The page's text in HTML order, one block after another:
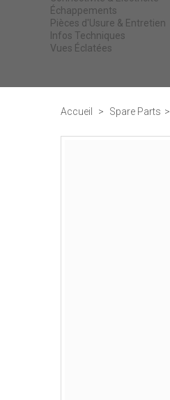
Échappements
Pièces d'Usure & Entretien
Infos Techniques
Vues Éclatées
Accueil > Spare Parts >